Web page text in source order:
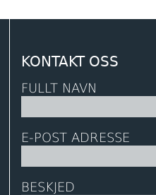
KONTAKT OSS
FULLT NAVN
E-POST ADRESSE
BESKJED